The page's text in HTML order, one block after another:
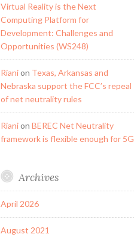
Virtual Reality is the Next
Computing Platform for
Development: Challenges and
Opportunities (WS248)
Rianion Texas, Arkansas and
Nebraska support the FCC’s repeal
of net neutrality rules
Rianion BEREC Net Neutrality
framework is flexible enough for 5G
Archives
April 2026
August 2021